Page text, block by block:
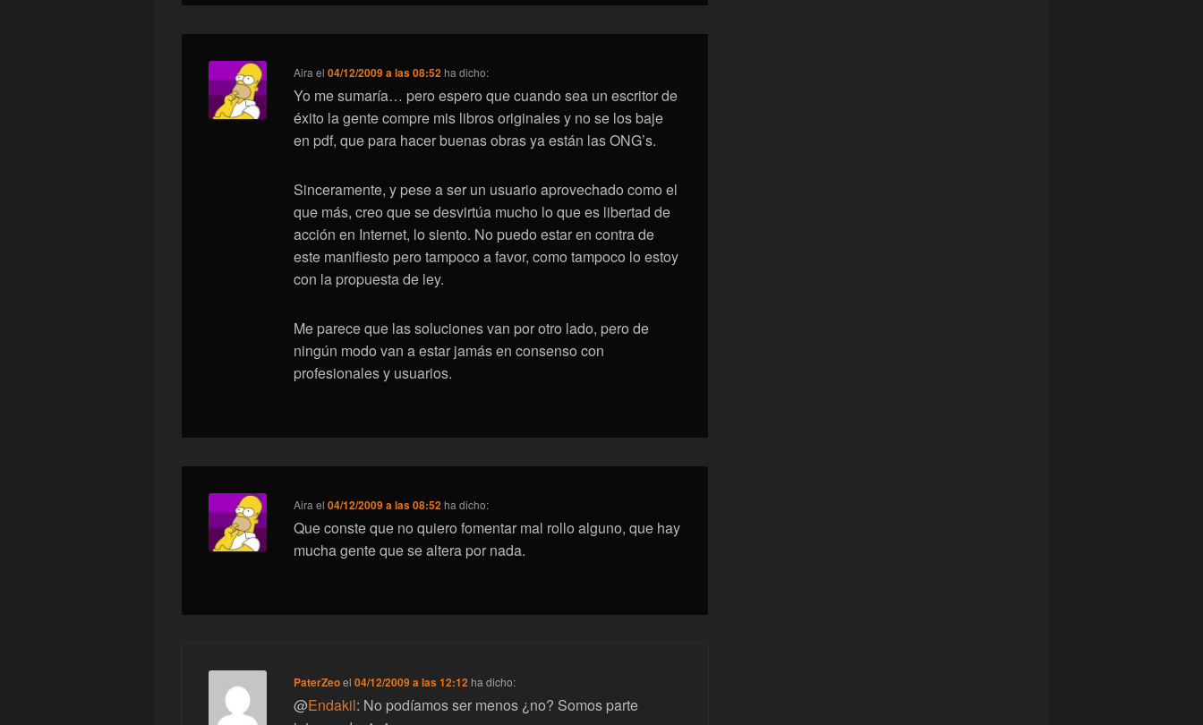
Aira el04/12/2009 a las 08:52ha dicho:
Yo me sumaría… pero espero que cuando sea un escritor de
éxito la gente compre mis libros originales y no se los baje
en pdf, que para hacer buenas obras ya están las ONG’s.
Sinceramente, y pese a ser un usuario aprovechado como el
que más, creo que se desvirtúa mucho lo que es libertad de
acción en Internet, lo siento. No puedo estar en contra de
este manifiesto pero tampoco a favor, como tampoco lo estoy
con la propuesta de ley.
Me parece que las soluciones van por otro lado, pero de
ningún modo van a estar jamás en consenso con
profesionales y usuarios.
Aira el04/12/2009 a las 08:52ha dicho:
Que conste que no quiero fomentar mal rollo alguno, que hay
mucha gente que se altera por nada.
PaterZeoel04/12/2009 a las 12:12 ha dicho:
@Endakil: No podíamos ser menos ¿no? Somos parte